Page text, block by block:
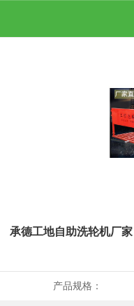
承德工地自助洗轮机厂家
产品规格：